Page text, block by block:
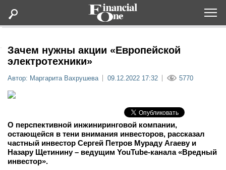
Статьи
Lifestyle
Мероприятия
Зачем нужны акции «Европейской
электротехники»
Автор: Маргарита Вахрушева 09.12.2022 17:32 5770
О перспективной инжиниринговой компании,
остающейся в тени внимания инвесторов, рассказал
частный инвестор Сергей Петров Мураду Агаеву и
Назару Щетинину – ведущим YouTube-канала «Вредный
инвестор».